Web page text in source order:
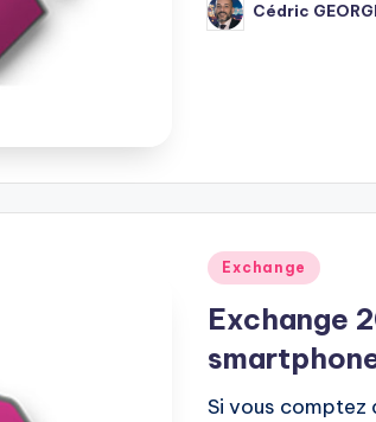
Posted
by
Cédric
Posted
Exchange
Exchange
Si vous comptez